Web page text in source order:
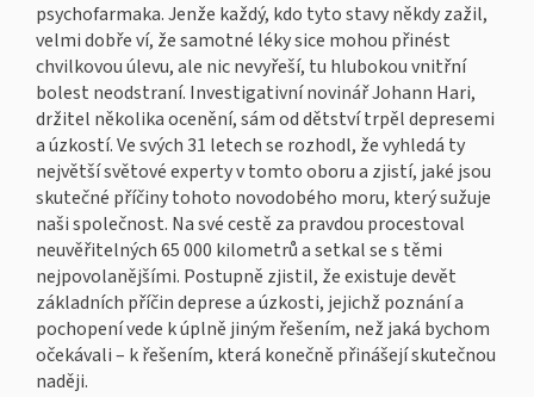
psychofarmaka. Jenže každý, kdo tyto stavy někdy zažil,
velmi dobře ví, že samotné léky sice mohou přinést
chvilkovou úlevu, ale nic nevyřeší, tu hlubokou vnitřní
bolest neodstraní. Investigativní novinář Johann Hari,
držitel několika ocenění, sám od dětství trpěl depresemi
a úzkostí. Ve svých 31 letech se rozhodl, že vyhledá ty
největší světové experty v tomto oboru a zjistí, jaké jsou
skutečné příčiny tohoto novodobého moru, který sužuje
naši společnost. Na své cestě za pravdou procestoval
neuvěřitelných 65 000 kilometrů a setkal se s těmi
nejpovolanějšími. Postupně zjistil, že existuje devět
základních příčin deprese a úzkosti, jejichž poznání a
pochopení vede k úplně jiným řešením, než jaká bychom
očekávali – k řešením, která konečně přinášejí skutečnou
naději.